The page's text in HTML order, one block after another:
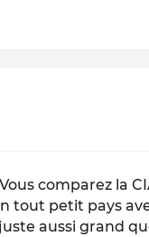
comparez la
tout petit pays
aussi grand